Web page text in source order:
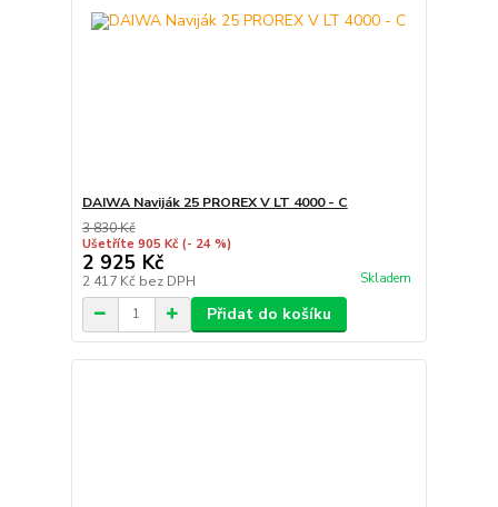
DAIWA Naviják 25 PROREX V LT 4000 - C
3 830 Kč
Ušetříte 905 Kč (- 24 %)
2 925 Kč
2 417 Kč bez DPH Skladem
Přidat do košíku